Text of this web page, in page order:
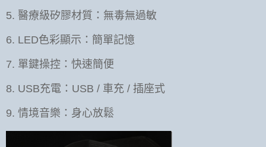
5. 醫療級矽膠材質：無毒無過敏
6. LED色彩顯示：簡單記憶
7. 單鍵操控：快速簡便
8. USB充電：USB / 車充 / 插座式
9. 情境音樂：身心放鬆